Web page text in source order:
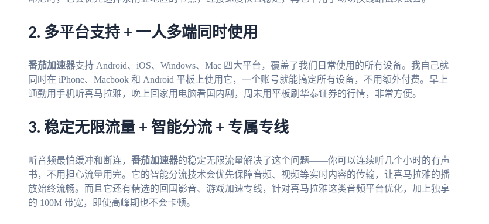
2. 多平台支持 + 一人多端同时使用
番茄加速器支持 Android、iOS、Windows、Mac 四大平台，覆盖了我们日常使用的所有设备。我自己就
同时在 iPhone、Macbook 和 Android 平板上使用它，一个账号就能搞定所有设备，不用额外付费。早上
通勤用手机听喜马拉雅，晚上回家用电脑看国内剧，周末用平板刷华泰证券的行情，非常方便。
3. 稳定无限流量 + 智能分流 + 专属专线
听音频最怕缓冲和断连， 番茄加速器的稳定无限流量解决了这个问题——你可以连续听几个小时的有声
书，不用担心流量用完。它的智能分流技术会优先保障音频、视频等实时内容的传输，让喜马拉雅的播
放始终流畅。而且它还有精选的回国影音、游戏加速专线，针对喜马拉雅这类音频平台优化，加上独享
的 100M 带宽，即使高峰期也不会卡顿。